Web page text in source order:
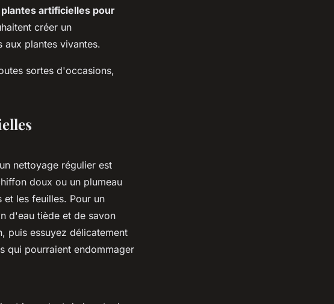
plantes artificielles pour
créer un
aux plantes vivantes.
sortes d'occasions,
nettoyage régulier est
doux ou un plumeau
les feuilles. Pour un
d'eau tiède et de savon
puis essuyez délicatement
qui pourraient endommager